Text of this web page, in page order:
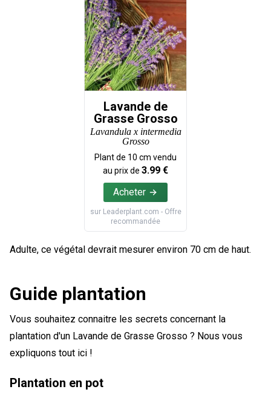
Lavande de
Grasse Grosso
Lavandula x intermedia
Grosso
Plant de 10 cm vendu
au prix de 3.99 €
Acheter
sur Leaderplant.com - Offre
recommandée
Adulte, ce végétal devrait mesurer environ 70 cm de haut.
Guide plantation
Vous souhaitez connaitre les secrets concernant la
plantation d'un Lavande de Grasse Grosso ? Nous vous
expliquons tout ici !
Plantation en pot